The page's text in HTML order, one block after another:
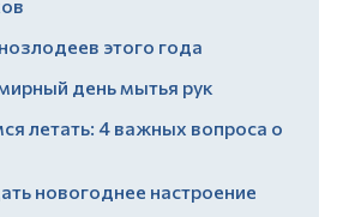
этого года
день мытья рук
летать: 4 важных вопроса о
новогоднее настроение